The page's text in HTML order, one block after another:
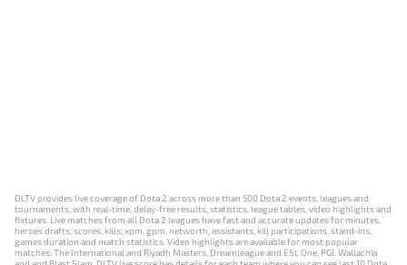
DLTV provides live coverage of Dota 2 across more than 500 Dota 2 events, leagues and
tournaments, with real-time, delay-free results, statistics, league tables, video highlights and
fixtures. Live matches from all Dota 2 leagues have fast and accurate updates for minutes,
heroes drafts, scores, kills, xpm, gpm, networth, assistants, kill participations, stand-ins,
games duration and match statistics. Video highlights are available for most popular
matches: The International and Riyadh Masters, Dreamleague and ESL One, PGL Wallachia